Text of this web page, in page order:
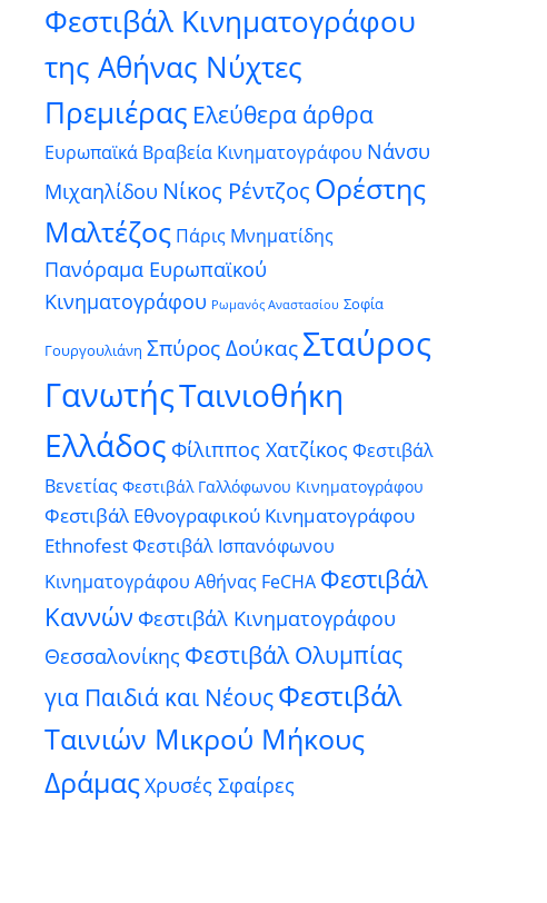
Φεστιβάλ Κινηματογράφου
της Αθήνας Νύχτες
Πρεμιέρας Ελεύθερα άρθρα
Ευρωπαϊκά Βραβεία Κινηματογράφου Νάνσυ
Μιχαηλίδου Νίκος Ρέντζος Ορέστης
Μαλτέζος Πάρις Μνηματίδης
Πανόραμα Ευρωπαϊκού
Κινηματογράφου Ρωμανός Αναστασίου Σοφία
Γουργουλιάνη Σπύρος ΔούκαςΣταύρος
ΓανωτήςΤαινιοθήκη
Ελλάδος Φίλιππος Χατζίκος Φεστιβάλ
Βενετίας Φεστιβάλ Γαλλόφωνου Κινηματογράφου
Φεστιβάλ Εθνογραφικού Κινηματογράφου
EthnofestΦεστιβάλ Ισπανόφωνου
Κινηματογράφου Αθήνας FeCHA Φεστιβάλ
Καννών Φεστιβάλ Κινηματογράφου
Θεσσαλονίκης Φεστιβάλ Ολυμπίας
για Παιδιά και ΝέουςΦεστιβάλ
Ταινιών Μικρού Μήκους
ΔράμαςΧρυσές Σφαίρες